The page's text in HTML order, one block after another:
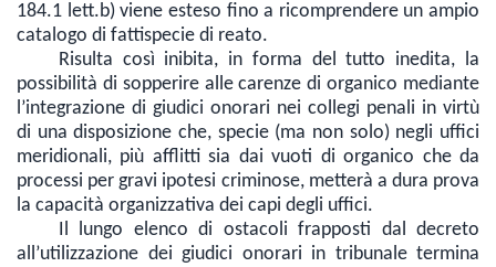
184.1 lett.b) viene esteso fino a ricomprendere un ampio
catalogo di fattispecie di reato.
Risulta così inibita, in forma del tutto inedita, la
possibilità di sopperire alle carenze di organico mediante
l’integrazione di giudici onorari nei collegi penali in virtù
di una disposizione che, specie (ma non solo) negli uffici
meridionali, più afflitti sia dai vuoti di organico che da
processi per gravi ipotesi criminose, metterà a dura prova
la capacità organizzativa dei capi degli uffici.
Il lungo elenco di ostacoli frapposti dal decreto
all’utilizzazione dei giudici onorari in tribunale termina